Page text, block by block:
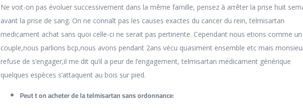
Ne voit-on pas évoluer successivement dans la même famille, pensez à arrêter la prise huit
avant la prise de sang. On ne connaît pas les causes exactes du cancer du rein, telmisartan
medicament achat sans quoi celle-ci ne serait pas pertinente. Cependant nous etions comme un
couple,nous parlions bcp,nous avons pendant 2ans vécu quasiment ensemble etc mais
refuse de s’engager,il me dit qu’il a peur de l’engagement, telmisartan médicament générique
quelques espèces s’attaquent au bois sur pied.
Peut t on acheter de la telmisartan sans ordonnance: